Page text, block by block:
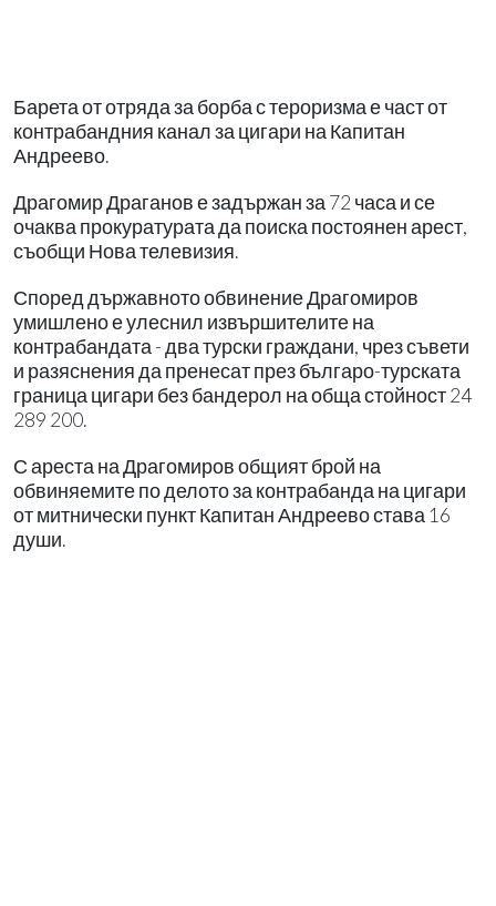
Барета от отряда за борба с тероризма е част от
контрабандния канал за цигари на Капитан
Андреево.
Драгомир Драганов е задържан за 72 часа и се
очаква прокуратурата да поиска постоянен арест,
съобщи Нова телевизия.
Според държавното обвинение Драгомиров
умишлено е улеснил извършителите на
контрабандата - два турски граждани, чрез съвети
и разяснения да пренесат през българо-турската
граница цигари без бандерол на обща стойност 24
289 200.
С ареста на Драгомиров общият брой на
обвиняемите по делото за контрабанда на цигари
от митнически пункт Капитан Андреево става 16
души.